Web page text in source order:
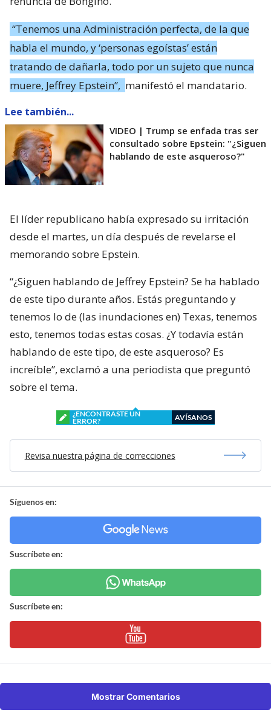
“Tenemos una Administración perfecta, de la que
habla el mundo, y ‘personas egoístas’ están
tratando de dañarla, todo por un sujeto que nunca
muere, Jeffrey Epstein”, manifestó el mandatario.
Lee también...
VIDEO | Trump se enfada tras ser
consultado sobre Epstein: "¿Siguen
hablando de este asqueroso?"
El líder republicano había expresado su irritación
desde el martes, un día después de revelarse el
memorando sobre Epstein.
“¿Siguen hablando de Jeffrey Epstein? Se ha hablado
de este tipo durante años. Estás preguntando y
tenemos lo de (las inundaciones en) Texas, tenemos
esto, tenemos todas estas cosas. ¿Y todavía están
hablando de este tipo, de este asqueroso? Es
increíble”, exclamó a una periodista que preguntó
sobre el tema.
¿ENCONTRASTE UN
ERROR?
AVÍSANOS
Revisa nuestra página de correcciones
Síguenos en:
Suscríbete en:
Suscríbete en:
Mostrar Comentarios